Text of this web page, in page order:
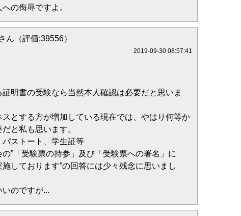
の侮辱ですよ。
ん（評価:39556）
2019-09-30 08:57:41
明書の受験なら当然本人確認は必要だと思いま
スとする方が増加している現在では、やはり何等か
と私も思います。
ストート、学生証等
の”「受験票の持参」及び「受験票への署名」に
しております”の回答には少々残念に思いまし
のですが...